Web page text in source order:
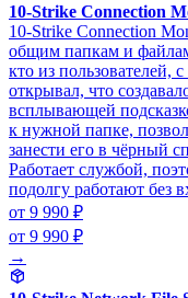
10-Strike Connection
10-Strike Connection
общим папкам и
кто из пользователей,
открывал, что
всплывающей
к нужной папке,
занести его в чёрный
Работает службой,
подолгу работают без
от 9 990 ₽
от 9 990 ₽
→